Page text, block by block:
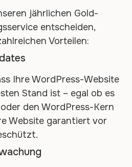
jährlichen Gold-
entscheiden,
Vorteilen:
Ihre WordPress-Website
Stand ist – egal ob es
den WordPress-Kern
Website garantiert vor